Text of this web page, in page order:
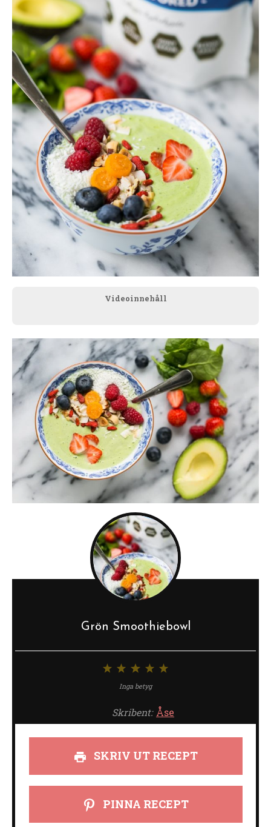
Videoinnehåll
Grön Smoothiebowl
5
4
3
stjärnor
2
stjärnor
1
stjärna
Inga betyg
Skribent: Åse
SKRIV UT RECEPT
PINNA RECEPT